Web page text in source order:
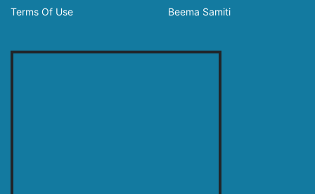
Terms Of Use
Beema Samiti